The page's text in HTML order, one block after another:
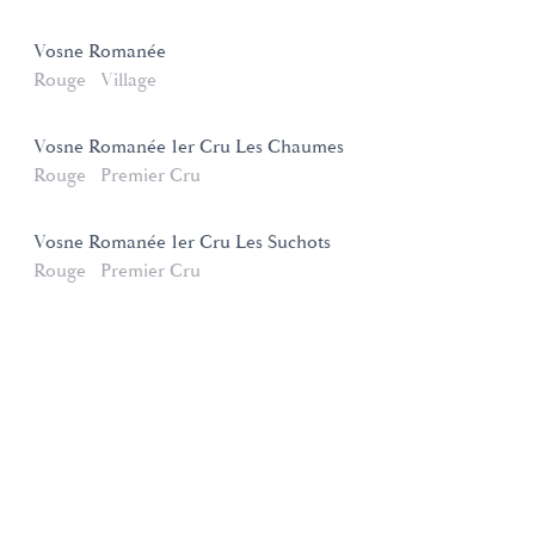
Vosne Romanée
Rouge
Village
Vosne Romanée 1er Cru Les Chaumes
Rouge
Premier Cru
Vosne Romanée 1er Cru Les Suchots
Rouge
Premier Cru